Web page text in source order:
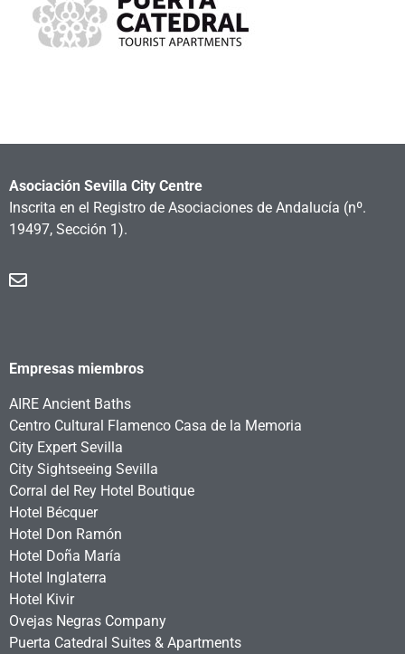
Asociación Sevilla City Centre
Inscrita en el Registro de Asociaciones de Andalucía (nº.
19497, Sección 1).
Empresas miembros
AIRE Ancient Baths
Centro Cultural Flamenco Casa de la Memoria
City Expert Sevilla
City Sightseeing Sevilla
Corral del Rey Hotel Boutique
Hotel Bécquer
Hotel Don Ramón
Hotel Doña María
Hotel Inglaterra
Hotel Kivir
Ovejas Negras Company
Puerta Catedral Suites & Apartments